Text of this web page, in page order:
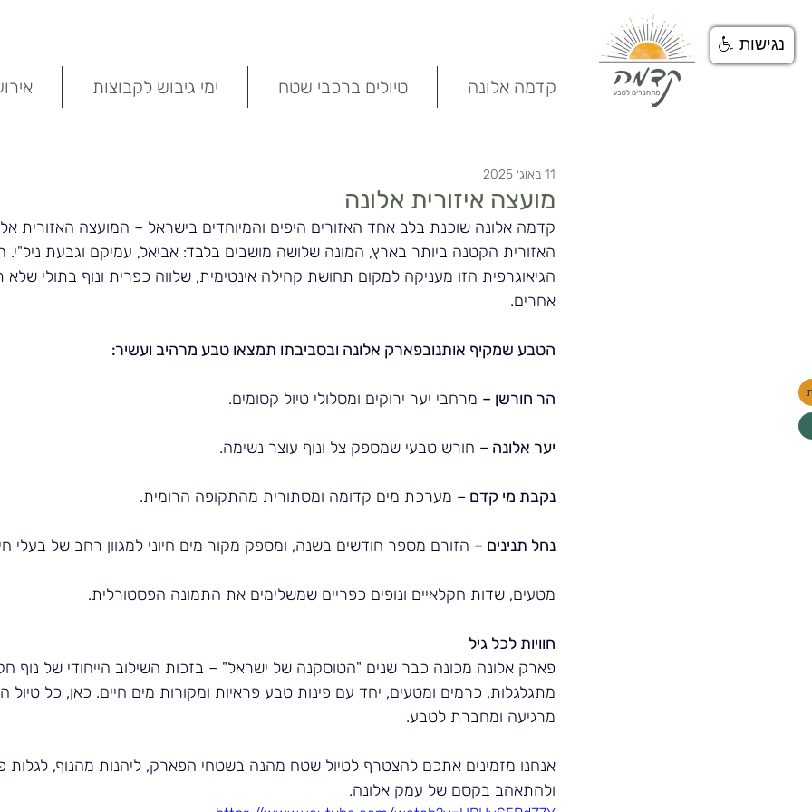
קדמה אלונה טיולים ברכבי שטח ימי גיבוש לקבוצות
מועצה איזורית אלונה
11 באוג׳ 2025
קדמה אלונה שוכנת בלב אחד האזורים היפים והמיוחדים בישראל – המועצה האזורית
האזורית הקטנה ביותר בארץ, המונה שלושה מושבים בלבד: אביאל, עמיקם וגבעת
הגיאוגרפית הזו מעניקה למקום תחושת קהילה אינטימית, שלווה כפרית ונוף בתולי
אחרים.
הטבע שמקיף אותנובפארק אלונה ובסביבתו תמצאו טבע מרהיב ועשיר:
הר חורשן – מרחבי יער ירוקים ומסלולי טיול קסומים.
יער אלונה – חורש טבעי שמספק צל ונוף עוצר נשימה.
נקבת מי קדם – מערכת מים קדומה ומסתורית מהתקופה הרומית.
נחל תנינים – הזורם מספר חודשים בשנה, ומספק מקור מים חיוני למגוון רחב של בעלי
מטעים, שדות חקלאיים ונופים כפריים שמשלימים את התמונה הפסטורלית.
חוויות לכל גיל
פארק אלונה מכונה כבר שנים "הטוסקנה של ישראל" – בזכות השילוב הייחודי של נוף
מתגלגלות, כרמים ומטעים, יחד עם פינות טבע פראיות ומקורות מים חיים. כאן, כל טיול
מרגיעה ומחברת לטבע.
אנחנו מזמינים אתכם להצטרף לטיול שטח מהנה בשטחי הפארק, ליהנות מהנוף, לגלות
ולהתאהב בקסם של עמק אלונה.
נגישות